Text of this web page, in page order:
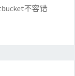
不容错